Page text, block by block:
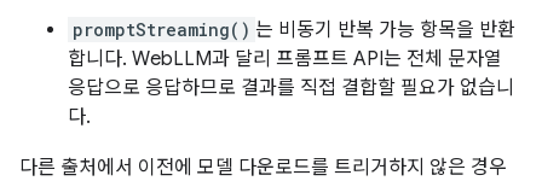
promptStreaming() 는 비동기 반복 가능 항목을 반환
합니다. WebLLM과 달리 프롬프트 API는 전체 문자열
응답으로 응답하므로 결과를 직접 결합할 필요가 없습니
다.
다른 출처에서 이전에 모델 다운로드를 트리거하지 않은 경우